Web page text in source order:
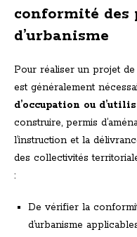
conformité des
d’urbanisme
Pour réaliser un projet de
est généralement
d’occupation ou
construire, permis
l’instruction et la
des collectivités
:
De vérifier la
d’urbanisme